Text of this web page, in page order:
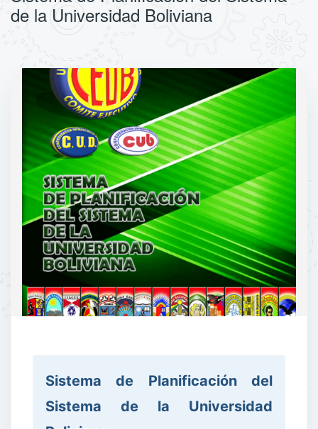
de la Universidad Boliviana
Sistema de Planificación del
Sistema de la Universidad